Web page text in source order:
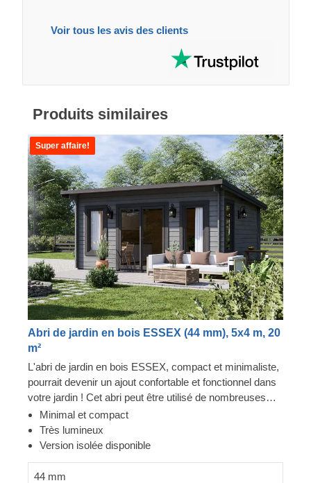
Voir tous les avis des clients
Produits similaires
Super affaire!
Abri de jardin en bois ESSEX (44 mm), 5x4 m, 20
m²
L'abri de jardin en bois ESSEX, compact et minimaliste,
pourrait devenir un ajout confortable et fonctionnel dans
votre jardin ! Cet abri peut être utilisé de nombreuses
façons. Il pourra devenir un salon confortable, une pièce
destinée au télétravail, un espace de stockage, ou
encore un studio dans lequel exercer vos loisirs. Pour
modèle est également disponible.
Minimal et compact
Très lumineux
Version isolée disponible
44 mm